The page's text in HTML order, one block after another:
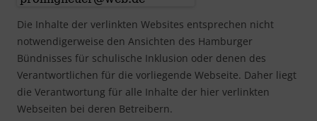
Die Inhalte der verlinkten Websites entsprechen nicht
notwendigerweise den Ansichten des Hamburger
Bündnisses für schulische Inklusion oder denen des
Verantwortlichen für die vorliegende Webseite. Daher liegt
die Verantwortung für alle Inhalte der hier verlinkten
Webseiten bei deren Betreibern.